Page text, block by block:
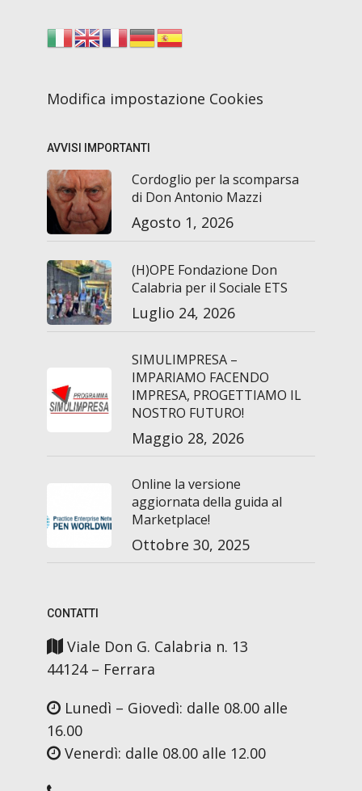
Modifica impostazione Cookies
AVVISI IMPORTANTI
Cordoglio per la scomparsa
di Don Antonio Mazzi
Agosto 1, 2026
(H)OPE Fondazione Don
Calabria per il Sociale ETS
Luglio 24, 2026
SIMULIMPRESA –
IMPARIAMO FACENDO
IMPRESA, PROGETTIAMO IL
NOSTRO FUTURO!
Maggio 28, 2026
Online la versione
aggiornata della guida al
Marketplace!
Ottobre 30, 2025
CONTATTI
Viale Don G. Calabria n. 13
44124 – Ferrara
Lunedì – Giovedì: dalle 08.00 alle
16.00
Venerdì: dalle 08.00 alle 12.00